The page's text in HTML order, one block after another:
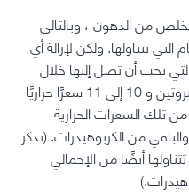
من الدهون ، وبالتالي
تتناولها. ولكن لإزالة أي
يجب أن تصل إليها خلال
الأسبوع: استهلك جرامًا واحدًا من البروتين و 10 إلى 11 سعرًا حراريًا
20 في المائة من تلك السعرات الحرارية
من الكربوهيدرات. (تذكر
أيضًا من الإجمالي